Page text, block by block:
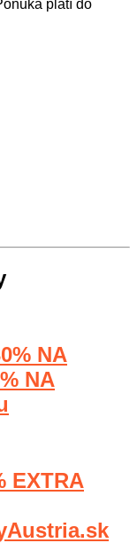
platí do
NA
NA
EXTRA